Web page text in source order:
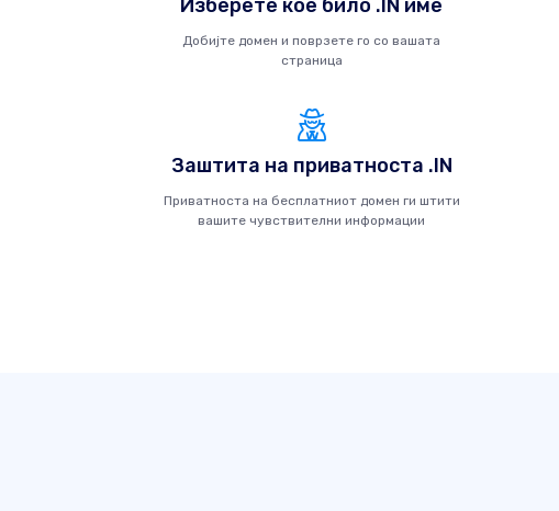
Изберете кое било .IN име
Добијте домен и поврзете го со вашата
страница
Заштита на приватноста .IN
Приватноста на бесплатниот домен ги штити
вашите чувствителни информации